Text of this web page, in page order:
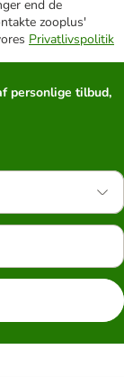
end de
zooplus'
Privatlivspolitik
personlige tilbud,